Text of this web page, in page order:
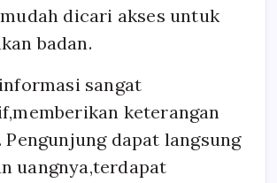
dicari akses untuk
badan.
sangat
keterangan
Pengunjung dapat langsung
uangnya,terdapat